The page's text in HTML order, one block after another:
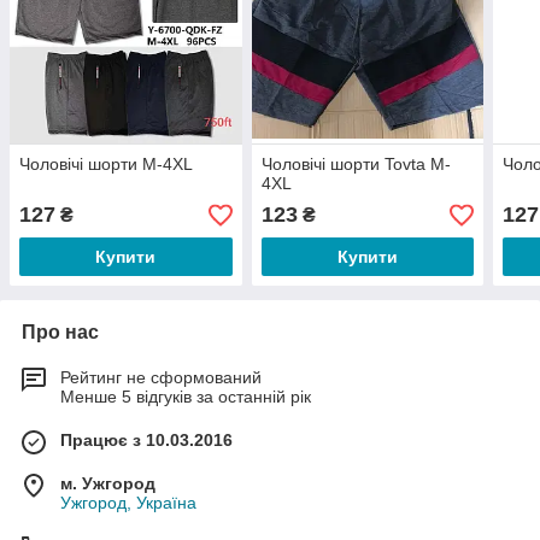
Чоловічі шорти M-4XL
127 ₴
Купити
Чоловічі шорти Tovta M-
4XL
123₴
Купити
127
Про нас
Рейтинг не сформований
Менше 5 відгуків за останній рік
Працює з 10.03.2016
м. Ужгород
Ужгород, Україна